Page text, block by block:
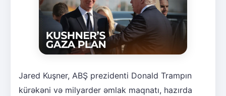
Jared Kuşner, ABŞ prezidenti Donald Trampın
kürəkəni və milyarder əmlak maqnatı, hazırda